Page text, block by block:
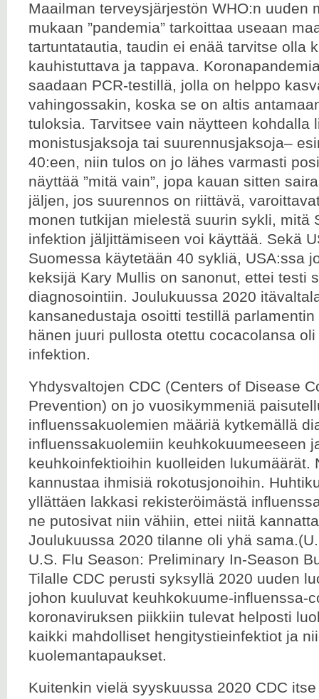
Maailman terveysjärjestön WHO:n uuden
mukaan ”pandemia” tarkoittaa useaan
tartuntatautia, taudin ei enää tarvitse olla
kauhistuttava ja tappava.
saadaan PCR-testillä, jolla on helppo
vahingossakin, koska se on altis
tuloksia. Tarvitsee vain näytteen kohdalla
monistusjaksoja tai suurennusjaksoja–
40:een, niin tulos on jo lähes varmasti
näyttää ”mitä vain”, jopa kauan sitten
jäljen, jos suurennos on riittävä,
monen tutkijan mielestä suurin sykli, mitä
infektion jäljittämiseen voi käyttää. Sekä
Suomessa käytetään 40 sykliä, USA:ssa
keksijä Kary Mullis on sanonut, ettei testi
diagnosointiin. Joulukuussa 2020
kansanedustaja osoitti testillä
hänen juuri pullosta otettu cocacolansa
infektion.
Yhdysvaltojen CDC (Centers of Disease
Prevention) on jo vuosikymmeniä
influenssakuolemien määriä kytkemällä
influenssakuolemiin keuhkokuumeeseen
keuhkoinfektioihin kuolleiden lukumäärät.
kannustaa ihmisiä rokotusjonoihin.
yllättäen lakkasi rekisteröimästä
ne putosivat niin vähiin, ettei niitä
Joulukuussa 2020 tilanne oli yhä
U.S. Flu Season: Preliminary In-Season
Tilalle CDC perusti syksyllä 2020 uuden
johon kuuluvat keuhkokuume-influenssa-
koronaviruksen piikkiin tulevat helposti
kaikki mahdolliset hengitystieinfektiot ja
kuolemantapaukset.
Kuitenkin vielä syyskuussa 2020 CDC